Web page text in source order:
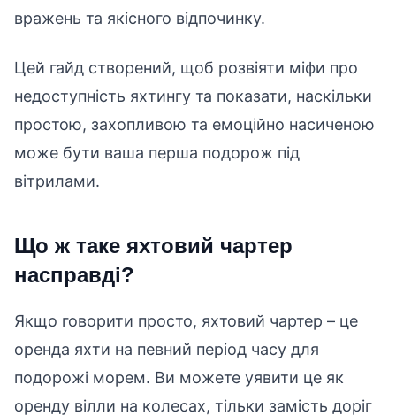
вражень та якісного відпочинку.
Цей гайд створений, щоб розвіяти міфи про
недоступність яхтингу та показати, наскільки
простою, захопливою та емоційно насиченою
може бути ваша перша подорож під
вітрилами.
Що ж таке яхтовий чартер
насправді?
Якщо говорити просто, яхтовий чартер – це
оренда яхти на певний період часу для
подорожі морем. Ви можете уявити це як
оренду вілли на колесах, тільки замість доріг